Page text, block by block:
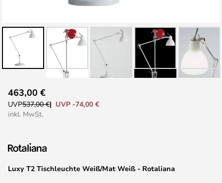
Anfang
der
Luxy T2 Tischleuchte Weiß/Mat Weiß - Rotaliana
463,00 €
UVP537,00 €
UVP -74,00 €
inkl. MwSt.